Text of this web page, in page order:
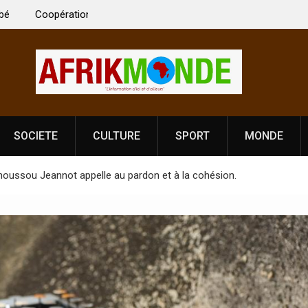
Singh à
de
Côte d’Ivoire, l’opérateur culturel Soldat
prononce
SOCIETE CULTURE SPORT MONDE
Jeannot appelle au pardon et à la cohésion.